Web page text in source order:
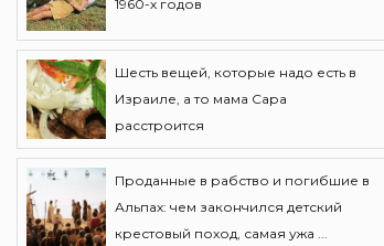
1960-х годов
Шесть вещей, которые надо есть в
Израиле, а то мама Сара
расстроится
Проданные в рабство и погибшие в
Альпах: чем закончился детский
крестовый поход, самая ужа ...